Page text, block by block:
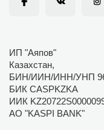
ИП "Аяпов"
Казахстан,
БИН/ИИН/ИНН/УНП
БИК CASPKZKA
ИИК
АО "KASPI BANK"